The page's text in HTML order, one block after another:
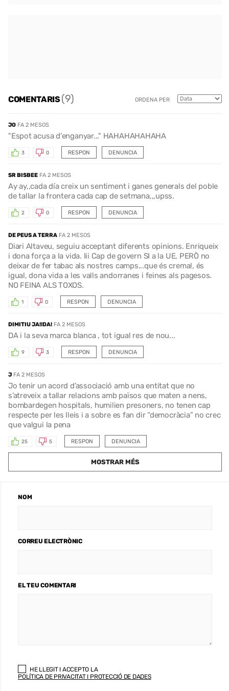
COMENTARIS(9) ORDENA PER
JO FA 2 MESOS
"Espot acusa d'enganyar..." HAHAHAHAHAHA
RESPON
3 0 DENUNCIA
SR BISBEE FA 2 MESOS
Ay ay,,cada día creix un sentiment i ganes generals del poble
de tallar la frontera cada cap de setmana,,,upss.
RESPON
2 0 DENUNCIA
DE PEUS A TERRA FA 2 MESOS
Diari Altaveu, seguiu acceptant diferents opinions. Enriqueix
i dona força a la vida. Iii Cap de govern SI a la UE, PERÒ no
deixar de fer tabac als nostres camps...que és crema!, és
igual, dona vida a les valls andorranes i feines als pagesos.
NO FEINA ALS TOXOS.
RESPON
1 0 DENUNCIA
DIMITIU JA!!DA! FA 2 MESOS
DA i la seva marca blanca , tot igual res de nou...
RESPON
9 3 DENUNCIA
J FA 2 MESOS
Jo tenir un acord d’associació amb una entitat que no
s’atreveix a tallar relacions amb països que maten a nens,
bombardegen hospitals, humilien presoners, no tenen cap
respecte per les lleis i a sobre es fan dir “democràcia” no crec
que valgui la pena
RESPON
25 5 DENUNCIA
MOSTRAR MÉS
NOM
CORREU ELECTRÒNIC
EL TEU COMENTARI
HE LLEGIT I ACCEPTO LA
POLÍTICA DE PRIVACITAT I PROTECCIÓ DE DADES